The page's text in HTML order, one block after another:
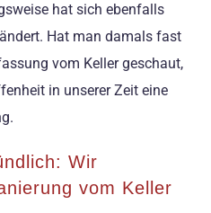
hat sich ebenfalls
Hat man damals fast
vom Keller geschaut,
in unserer Zeit eine
Wir
vom Keller